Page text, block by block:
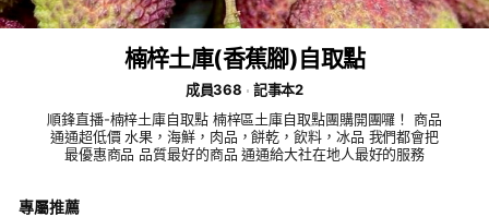
楠梓土庫(香蕉腳)自取點
成員368
記事本2
順鋒直播-楠梓土庫自取點 楠梓區土庫自取點團購開團囉！ 商品
通通超低價 水果，海鮮，肉品，餅乾，飲料，冰品 我們都會把
最優惠商品 品質最好的商品 通通給大社在地人最好的服務
專屬推薦